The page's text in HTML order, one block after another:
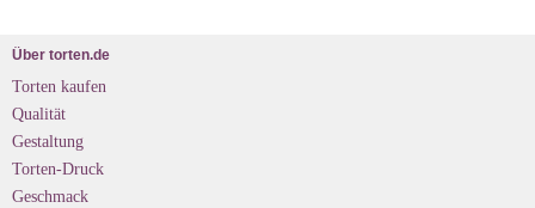
Über torten.de
Torten kaufen
Qualität
Gestaltung
Torten-Druck
Geschmack